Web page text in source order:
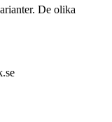
De olika